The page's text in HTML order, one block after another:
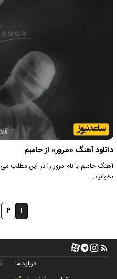
دانلود آهنگ «مرور» از حامیم
آهنگ حامیم با نام مرور را در این مطلب
بخوانید.
۱ ۲
درباره ما